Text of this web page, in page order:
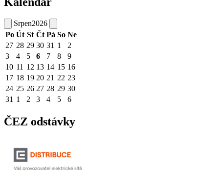
Srpen2026
Po Út St Čt Pá So Ne
27 28 29 30 31 1
2
3
4 5 6 7 8
9
10 11 12 13 14 15 16
17 18 19 20 21 22 23
24 25 26 27 28 29 30
31 1 2 3 4 5 6
ČEZ odstávky